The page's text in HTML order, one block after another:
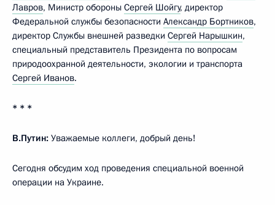
Лавров, Министр обороны Сергей Шойгу, директор
Федеральной службы безопасности Александр Бортников,
директор Службы внешней разведки Сергей Нарышкин,
специальный представитель Президента по вопросам
природоохранной деятельности, экологии и транспорта
Сергей Иванов.
* * *
В.Путин: Уважаемые коллеги, добрый день!
Сегодня обсудим ход проведения специальной военной
операции на Украине.